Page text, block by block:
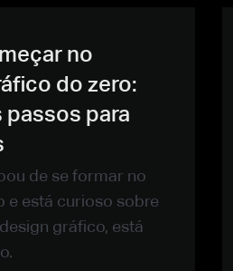
no
do zero:
para
de se formar no
e está curioso sobre
gráfico, está